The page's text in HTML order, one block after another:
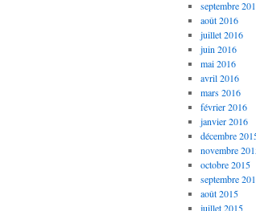
septembre
août 2016
juillet 2016
juin 2016
mai 2016
avril 2016
mars 2016
février 2016
janvier 2016
décembre
novembre
octobre 2015
septembre
août 2015
juillet 2015